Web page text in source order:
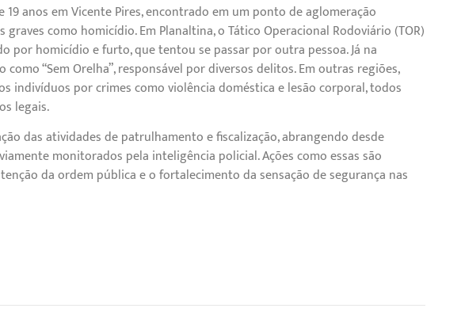
19 anos em Vicente Pires, encontrado em um ponto de aglomeração
como homicídio. Em Planaltina, o Tático Operacional Rodoviário (TOR)
por homicídio e furto, que tentou se passar por outra pessoa. Já na
“Sem Orelha”, responsável por diversos delitos. Em outras regiões,
indivíduos por crimes como violência doméstica e lesão corporal, todos
legais.
das atividades de patrulhamento e fiscalização, abrangendo desde
monitorados pela inteligência policial. Ações como essas são
da ordem pública e o fortalecimento da sensação de segurança nas